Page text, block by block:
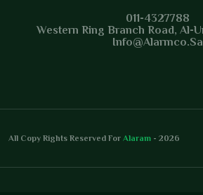
Co For
011-4327788
Western Ring Branch Road, Al-
Info@alarmco.sa
All Copy Rights Reserved For Alaram - 2026